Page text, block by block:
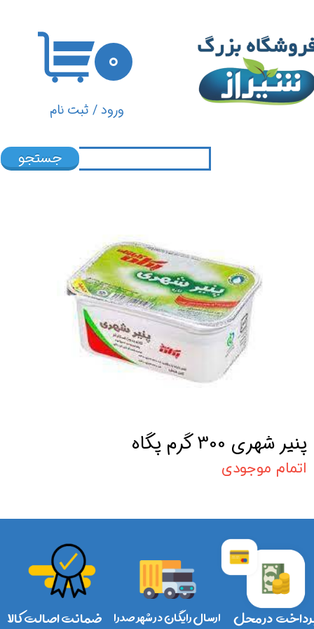
ورود/ ثبت نام
تغییر گذر واژه
سفارشات
۰
جستجو
پنیر شهری 300 گرم پگاه
اتمام موجودی
ارسال رایگان در شهر صدرا در محل ضمانت اصالت کالا